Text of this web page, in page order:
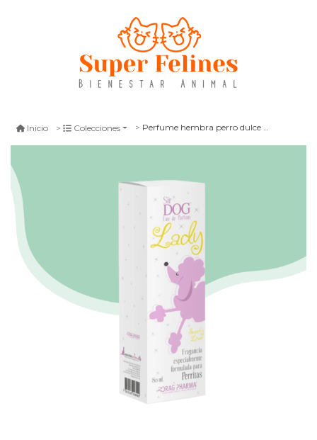
Inicio Colecciones Perfume hembra perro dulce sirdog lady 80 ml